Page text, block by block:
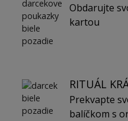
Obdarujte
kartou
RITUÁL
Prekvapte
balíčkom s